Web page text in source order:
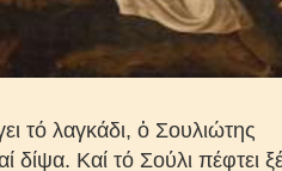
τό λαγκάδι, ὁ Σουλιώτης
δίψα. Καί τό Σούλι πέφτει